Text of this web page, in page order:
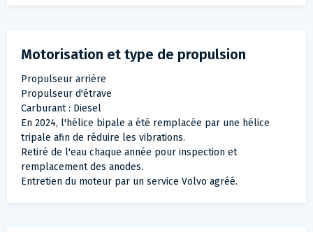
Motorisation et type de propulsion
Propulseur arrière
Propulseur d'étrave
Carburant : Diesel
En 2024, l'hélice bipale a été remplacée par une hélice
tripale afin de réduire les vibrations.
Retiré de l'eau chaque année pour inspection et
remplacement des anodes.
Entretien du moteur par un service Volvo agréé.